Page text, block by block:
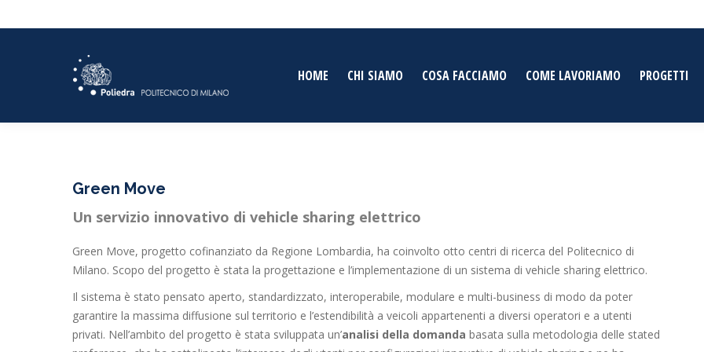
HOME CHI SIAMO COSA FACCIAMO COME LAVORIAMO PROGETTI
Green Move
Un servizio innovativo di vehicle sharing elettrico
Green Move, progetto cofinanziato da Regione Lombardia, ha coinvolto otto centri di ricerca del Politecnico di
Milano. Scopo del progetto è stata la progettazione e l’implementazione di un sistema di vehicle sharing elettrico.
Il sistema è stato pensato aperto, standardizzato, interoperabile, modulare e multi-business di modo da poter
garantire la massima diffusione sul territorio e l’estendibilità a veicoli appartenenti a diversi operatori e a utenti
privati. Nell’ambito del progetto è stata sviluppata un’analisi della domanda basata sulla metodologia delle stated